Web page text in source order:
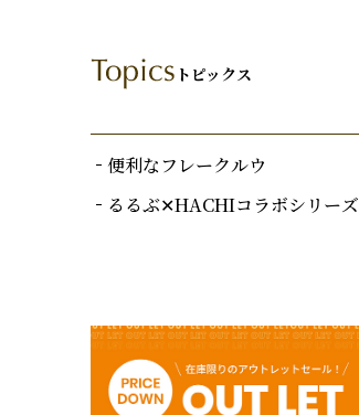
トピックス
便利なフレークルウ
るるぶ✕HACHIコラボシリーズ